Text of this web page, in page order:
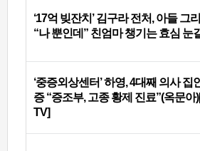
‘17억 빚잔치’ 김구라 전처, 아들 그
“나 뿐인데” 친엄마 챙기는 효심 눈
‘중증외상센터’ 하영, 4대째 의사 집
증 “증조부, 고종 황제 진료”(옥문아
TV]